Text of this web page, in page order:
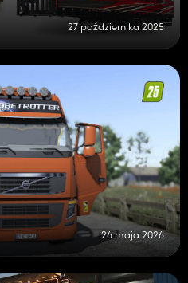
27 października 2025
26 maja 2026